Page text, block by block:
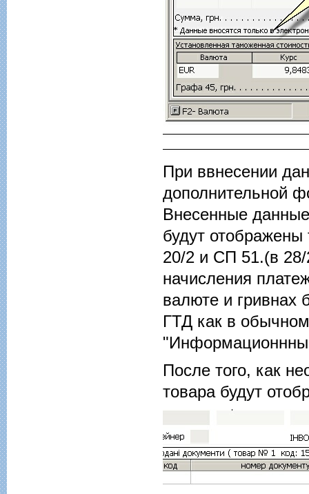
При ввнесении
дополнительной
Внесенные
будут
20/2 и СП 51.(в 28/
начисления
валюте и гривнах
ГТД как в
После того, как
товара будут